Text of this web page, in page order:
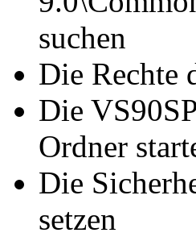
suchen
Die Rechte
Die
Ordner
Die
setzen